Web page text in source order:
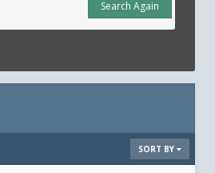
Search Again
SORT BY